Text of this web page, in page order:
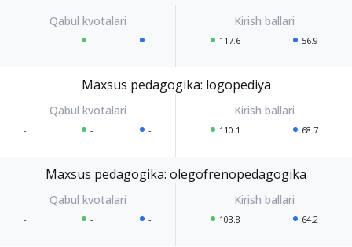
- - - 117.6 56.9
Maxsus pedagogika: logopediya
- - - 110.1 68.7
Maxsus pedagogika: olegofrenopedagogika
- - - 103.8 64.2